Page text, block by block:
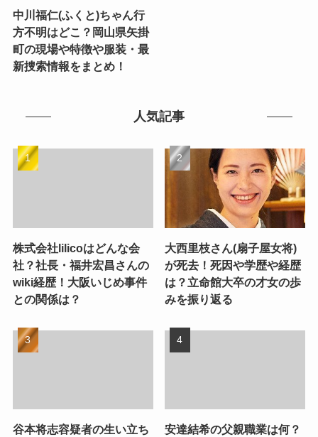
中川福仁(ふくと)ちゃん行
方不明はどこ？岡山県矢掛
町の現場や特徴や服装・最
新捜索情報をまとめ！
人気記事
株式会社lilicoはどんな会
社？社長・福井宏昌さんの
wiki経歴！大阪いじめ事件
との関係は？
大西里枝さん(扇子屋女将)
が死去！死因や学歴や経歴
は？立命館大卒の才女の歩
みを振り返る
谷本将志容疑者の生い立ち
安達結希の父親職業は何？